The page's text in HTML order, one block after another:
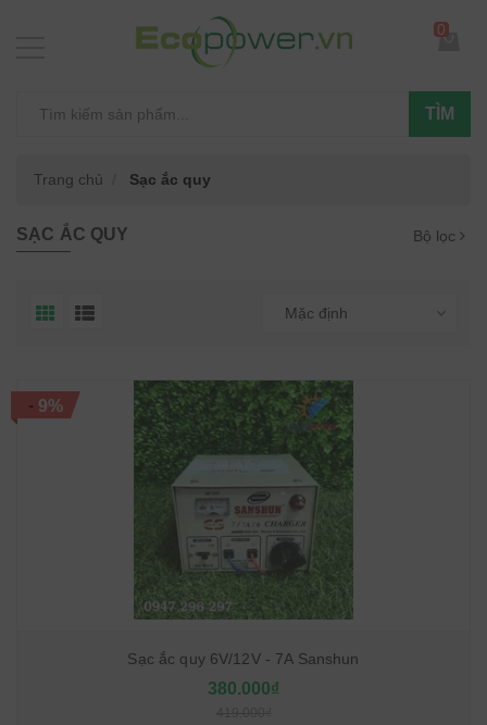
TÌM
0
Trang chủ Sạc ắc quy
SẠC ẮC QUY Bộ lọc
Mặc định
- 9%
Sạc ắc quy 6V/12V - 7A Sanshun
380.000₫